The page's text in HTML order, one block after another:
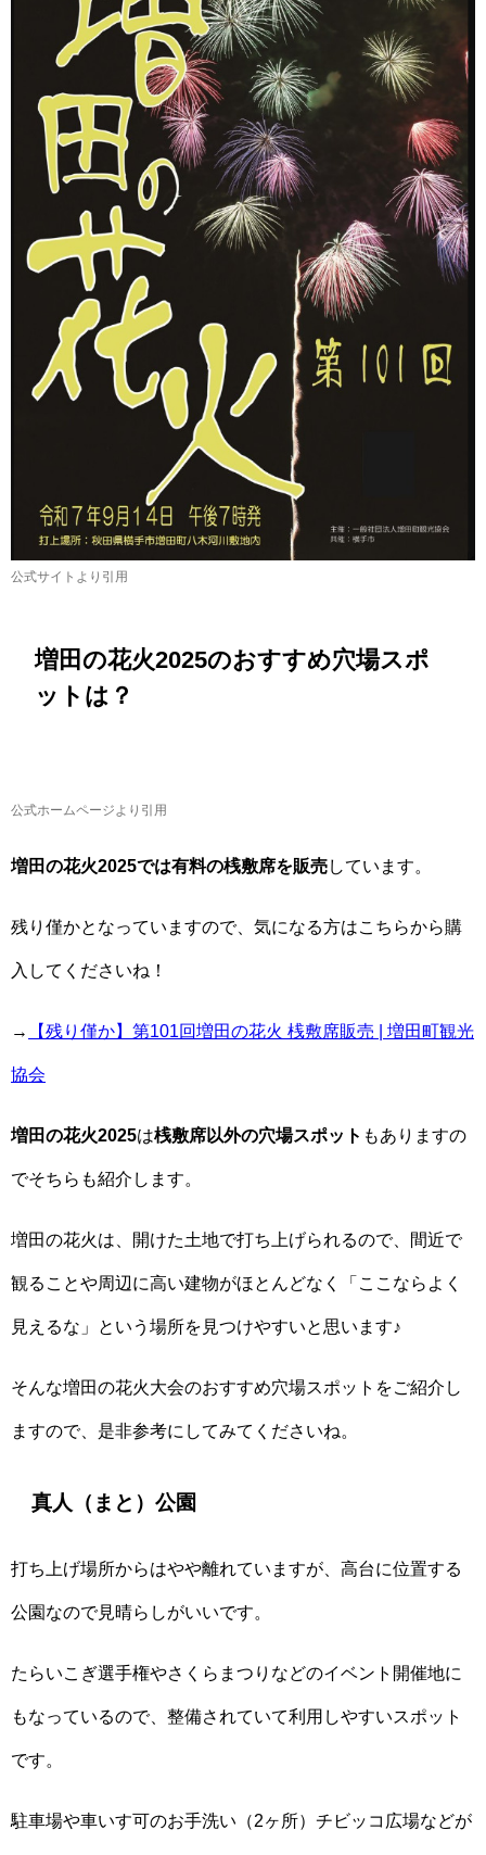
公式サイトより引用
増田の花火2025のおすすめ穴場スポ
ットは？
公式ホームページより引用
増田の花火2025では有料の桟敷席を販売しています。
残り僅かとなっていますので、気になる方はこちらから購
入してくださいね！
→ 【残り僅か】第101回増田の花火 桟敷席販売 | 増田町観光
協会
増田の花火2025は桟敷席以外の穴場スポット もありますの
でそちらも紹介します。
増田の花火は、開けた土地で打ち上げられるので、間近で
観ることや周辺に高い建物がほとんどなく「ここならよく
見えるな」という場所を見つけやすいと思います♪
そんな増田の花火大会のおすすめ穴場スポットをご紹介し
ますので、是非参考にしてみてくださいね。
真人（まと）公園
打ち上げ場所からはやや離れていますが、高台に位置する
公園なので見晴らしがいいです。
たらいこぎ選手権やさくらまつりなどのイベント開催地に
もなっているので、整備されていて利用しやすいスポット
です。
駐車場や車いす可のお手洗い（2ヶ所）チビッコ広場などが